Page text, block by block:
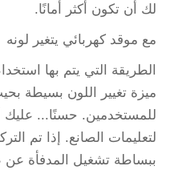
لك أن تكون أكثر أمانًا.
مع موقد كهربائي يتغير لونه
الطريقة التي يتم بها
ميزة تغيير اللون بسيطة
للمستخدمين. حسنًا... عليك
لتعليمات الصانع. إذا تم
ببساطة تشغيل المدفأة عن